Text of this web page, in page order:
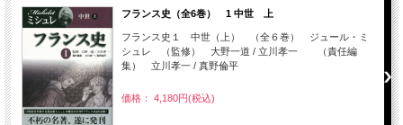
フランス史（全6巻） 1 中世 上
フランス史１ 中世（上） （全６巻） ジュール・ミ
シュレ （監修） 大野一道 / 立川孝一 （責任編
集） 立川孝一 / 真野倫平
価格： 4,180円(税込)